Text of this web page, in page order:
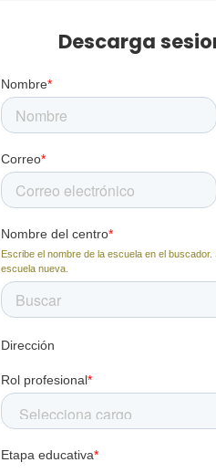
Descarga
Nombre*
Correo*
Nombre del centro*
Escribe el nombre de la escuela en el
escuela nueva.
Dirección
Rol profesional*
Etapa educativa*